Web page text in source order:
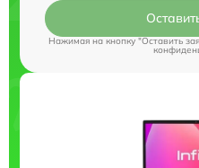
Нажимая на кнопку "Оставить